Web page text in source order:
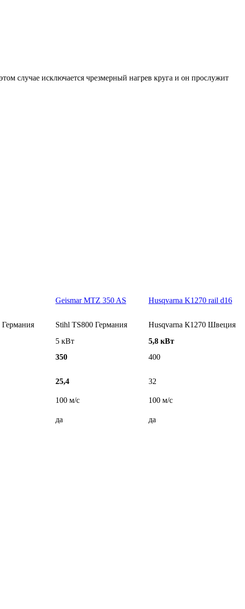
случае исключается чрезмерный нагрев круга и он прослужит
Geismar MTZ 350 AS Husqvarna K1270 rail d16
Германия Stihl TS800 Германия
Husqvarna К1270 Швеция
5 кВт
5,8 кВт
350 400
25,4 32
100 м/с
100 м/с
да да